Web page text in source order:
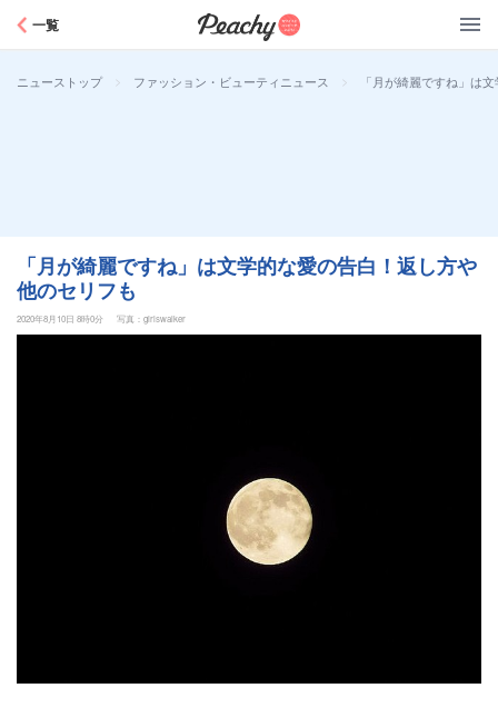
一覧
ニューストップ > ファッション・ビューティニュース > 「月が綺麗ですね」は
「月が綺麗ですね」は文学的な愛の告白！返し方や
他のセリフも
2020年8月10日 8時0分 写真：girlswalker